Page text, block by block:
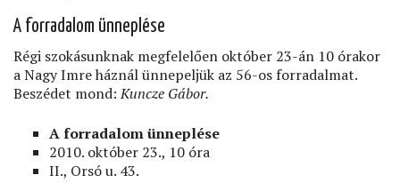
A forradalom ünneplése
Régi szokásunknak megfelelően október 23-án 10 órakor
a Nagy Imre háznál ünnepeljük az 56-os forradalmat.
Beszédet mond:Kuncze Gábor.
A forradalom ünneplése
2010. október 23., 10 óra
II., Orsó u. 43.